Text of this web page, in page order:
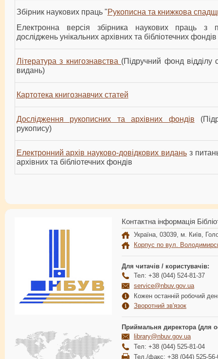
Збірник наукових праць "Рукописна та книжкова
Електронна версія збірника наукових праць з
досліджень унікальних архівних та бібліотечних фондів
Література з книгознавства (Підручний фонд відділу
видань)
Картотека книгознавчих статей
Дослідження рукописних та архівних фондів
рукопису)
Електронний архів науково-довідкових видань з
архівних та бібліотечних фондів
Контактна інформація
Україна, 03039, м. Київ,
Корпус по вул.
Для читачів / користувачів:
Тел: +38 (044) 524-81-37
service@nbuv.gov.ua
Кожен останній робочий
Зворотний зв'язок
Приймальня директора (для
library@nbuv.gov.ua
Тел: +38 (044) 525-81-04
Тел./факс: +38 (044) 525-56-